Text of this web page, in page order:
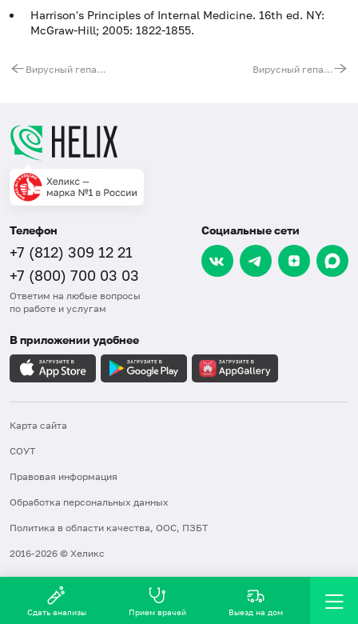
Harrison's Principles of Internal Medicine. 16th ed. NY:
McGraw-Hill; 2005: 1822-1855.
Вирусный гепатит В. Обследование для исключения вируса гепатита В, в том числе у контактных лиц Вирусный гепатит B. Эффективность проведенной вакцинации и определение необходимости ревакцинации
Телефон
+7 (812) 309 12 21
+7 (800) 700 03 03
Ответим на любые вопросы
по работе и услугам
Социальные сети
В приложении удобнее
Карта сайта
СОУТ
Правовая информация
Обработка персональных данных
Политика в области качества, ООС, ПЗБТ
2016-2026 © Хеликс
Сдать анализы Прием врачей Выезд на дом